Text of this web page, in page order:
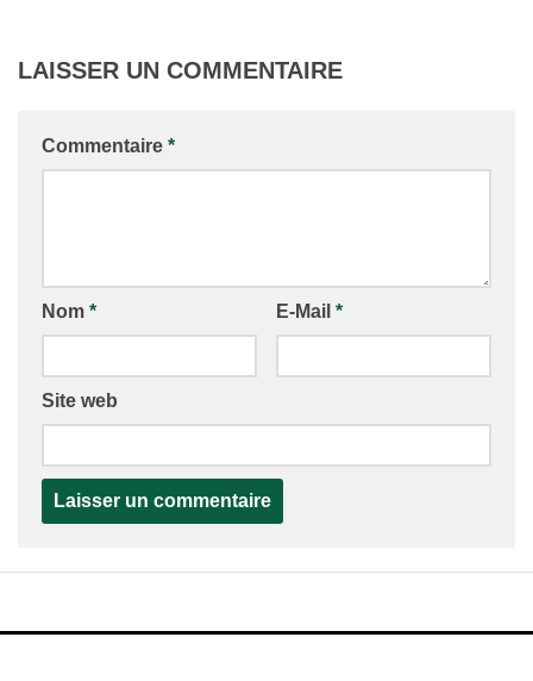
LAISSER UN COMMENTAIRE
Commentaire *
Nom * E-Mail *
Site web